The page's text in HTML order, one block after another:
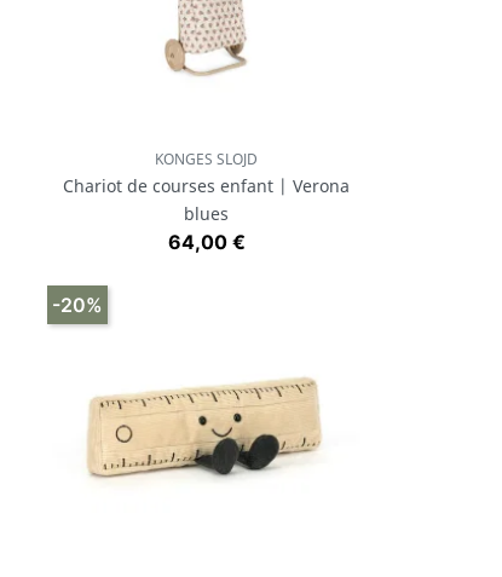
Aperçu rapide
KONGES SLOJD
Chariot de courses enfant | Verona
blues
Prix
64,00 €
-20%